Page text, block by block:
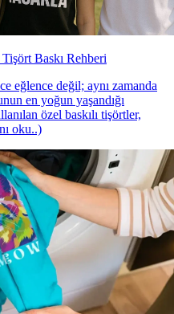
Baskı Rehberi
eğlence değil; aynı zamanda
en yoğun yaşandığı
özel baskılı tişörtler,
oku..)